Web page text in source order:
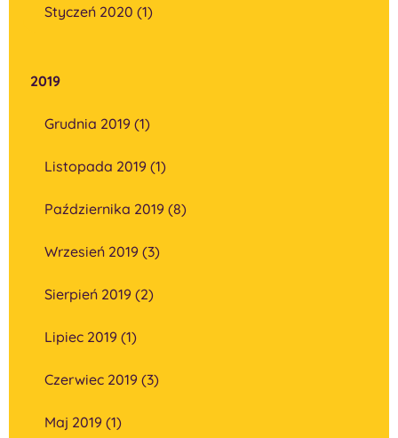
Styczeń 2020 (1)
2019
Grudnia 2019 (1)
Listopada 2019 (1)
Października 2019 (8)
Wrzesień 2019 (3)
Sierpień 2019 (2)
Lipiec 2019 (1)
Czerwiec 2019 (3)
Maj 2019 (1)